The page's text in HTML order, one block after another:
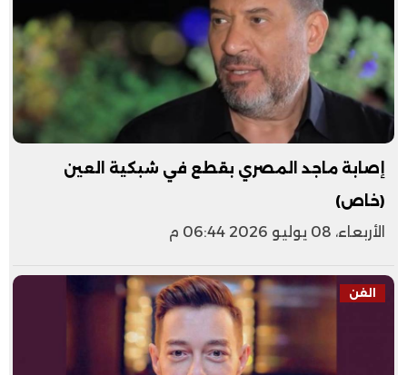
إصابة ماجد المصري بقطع في شبكية العين
(خاص)
الأربعاء، 08 يوليو 2026 06:44 م
الفن